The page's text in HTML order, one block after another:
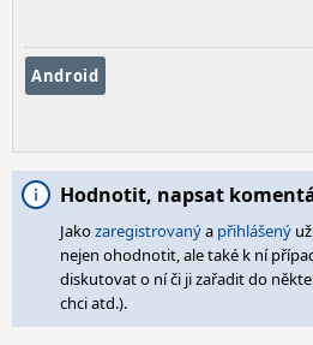
Android
Hodnotit, napsat
Jakozaregistrovanýa přihlášený
nejen ohodnotit, ale také k ní
diskutovat o ní či ji zařadit do
chci atd.).